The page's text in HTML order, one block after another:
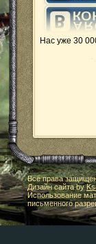
Нас уже 30
Все права
Дизайн сайта by
Использование
письменного